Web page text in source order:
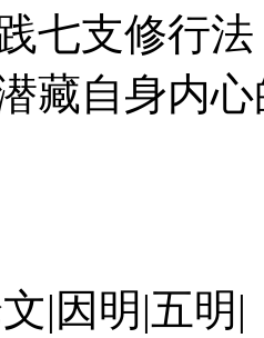
七支修行
藏自身内
|因明|五明|